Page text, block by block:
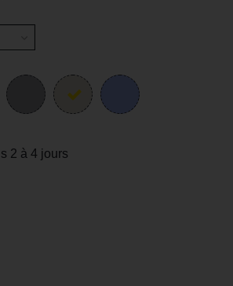
2 à 4 jours